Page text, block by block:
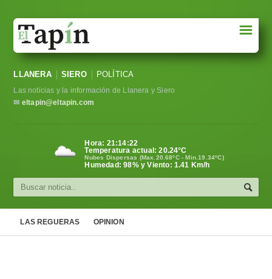
Sociedad
Política
Cultura
☰
LLANERA SIERO POLÍTICA
Las noticias y la información de Llanera y Siero
✉ eltapin@eltapin.com
Hora: 21:14:23
Temperatura actual:20.24°C
Nubes Dispersas (Max.20.68ºC - Min.19.34ºC)
Humedad: 98% y Viento: 1.41 Km/h
LAS REGUERAS OPINION